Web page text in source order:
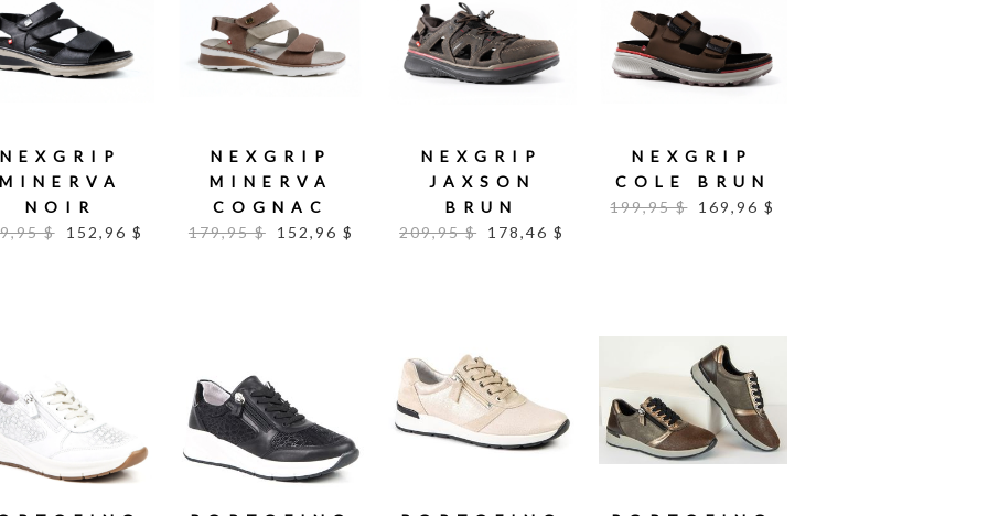
NEXGRIP
NOIR
$
152,96 $
NEXGRIP
MINERVA
COGNAC
179,95 $
152,96 $
NEXGRIP
JAXSON
BRUN
209,95 $
178,46 $
NEXGRIP
COLE BRUN
199,95 $
169,96 $